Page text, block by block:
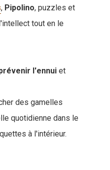
, Pipolino, puzzles et
tout en le
l'ennui et
des gamelles
quotidienne dans le
à l'intérieur.